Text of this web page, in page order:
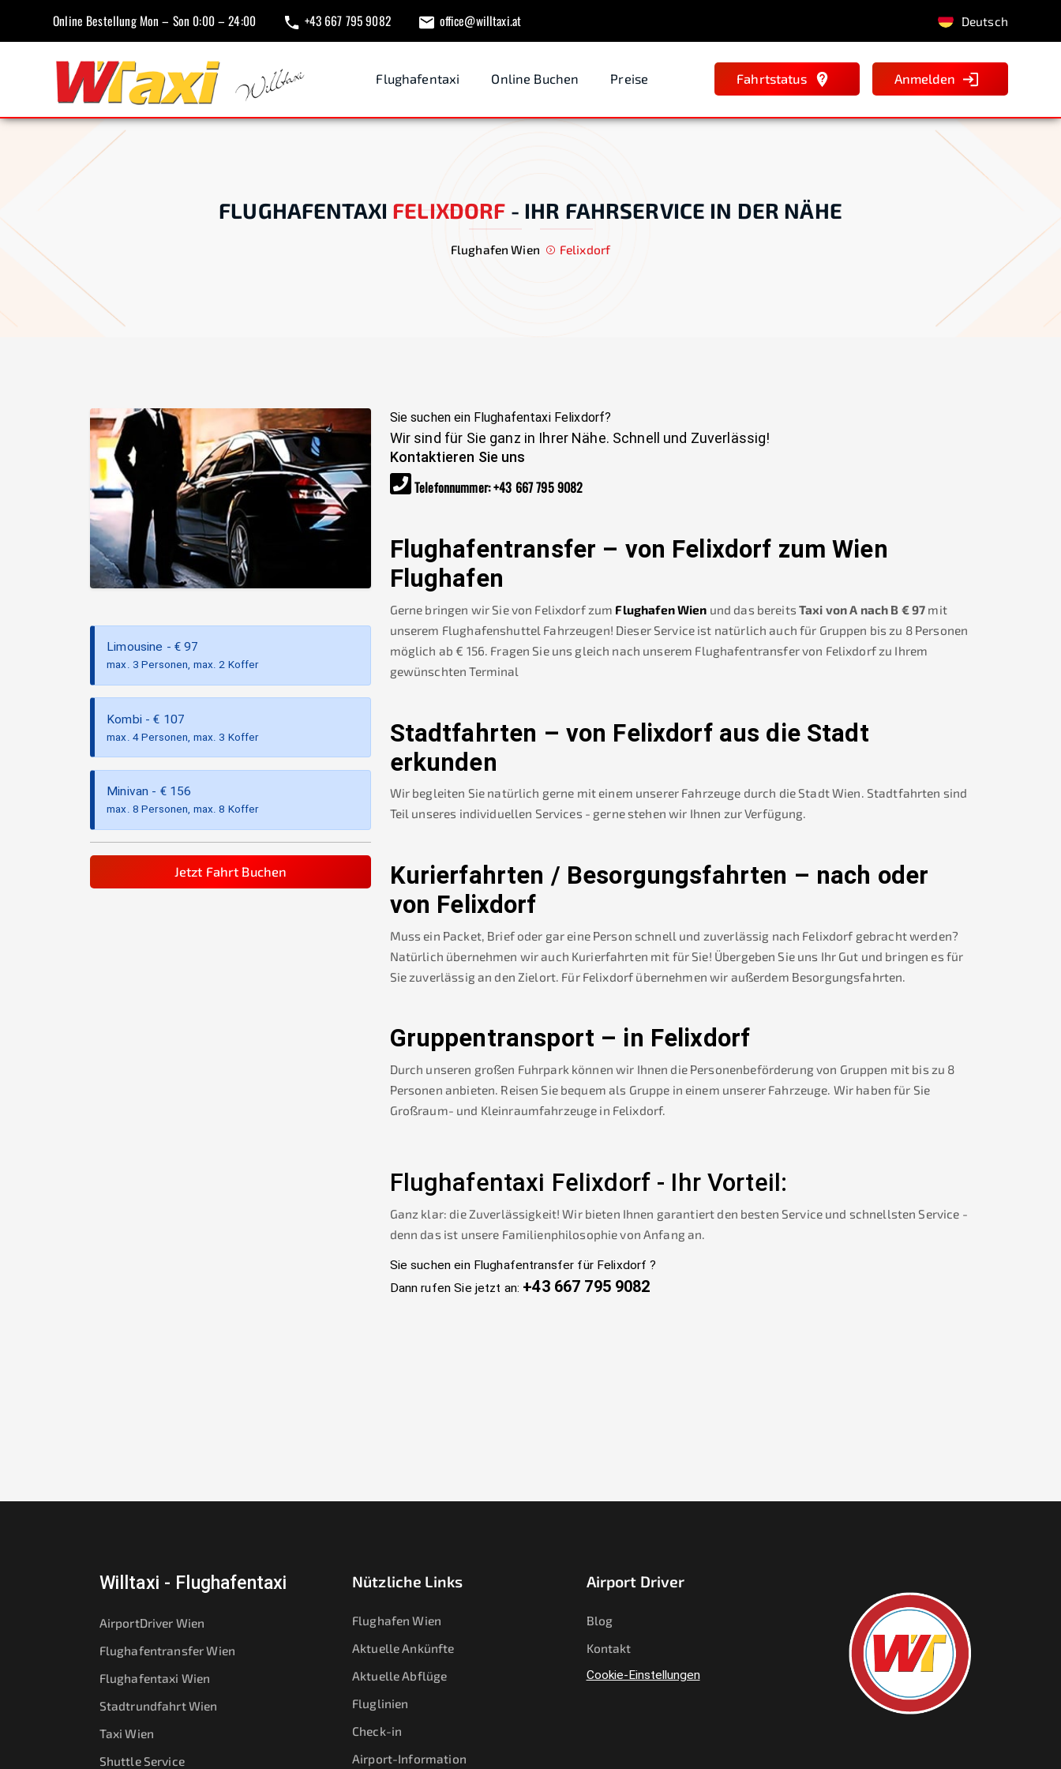
Online Bestellung Mon – Son 0:00 – 24:00 +43 667 795 9082 office@willtaxi.at Deutsch
Flughafentaxi Online Buchen Preise Fahrtstatus Anmelden
FLUGHAFENTAXI FELIXDORF - IHR FAHRSERVICE IN DER NÄHE
Flughafen Wien Felixdorf
Limousine - €97
max. 3 Personen, max. 2 Koffer
Kombi - € 107
max. 4 Personen, max. 3 Koffer
Minivan - € 156
max. 8 Personen, max. 8 Koffer
Jetzt Fahrt Buchen
Sie suchen ein Flughafentaxi Felixdorf?
Wir sind für Sie ganz in Ihrer Nähe. Schnell und Zuverlässig!
Kontaktieren Sie uns
Telefonnummer:+43 667 795 9082
Flughafentransfer – von Felixdorf zum Wien
Flughafen
Gerne bringen wir Sie von Felixdorf zum Flughafen Wien und das bereits Taxi von A nach B €97 mit
unserem Flughafenshuttel Fahrzeugen! Dieser Service ist natürlich auch für Gruppen bis zu 8 Personen
möglich ab € 156. Fragen Sie uns gleich nach unserem Flughafentransfer von Felixdorf zu Ihrem
gewünschten Terminal
Stadtfahrten – von Felixdorf aus die Stadt
erkunden
Wir begleiten Sie natürlich gerne mit einem unserer Fahrzeuge durch die Stadt Wien. Stadtfahrten sind
Teil unseres individuellen Services - gerne stehen wir Ihnen zur Verfügung.
Kurierfahrten / Besorgungsfahrten – nach oder
von Felixdorf
Muss ein Packet, Brief oder gar eine Person schnell und zuverlässig nach Felixdorf gebracht werden?
Natürlich übernehmen wir auch Kurierfahrten mit für Sie! Übergeben Sie uns Ihr Gut und bringen es für
Sie zuverlässig an den Zielort. Für Felixdorf übernehmen wir außerdem Besorgungsfahrten.
Gruppentransport – in Felixdorf
Durch unseren großen Fuhrpark können wir Ihnen die Personenbeförderung von Gruppen mit bis zu 8
Personen anbieten. Reisen Sie bequem als Gruppe in einem unserer Fahrzeuge. Wir haben für Sie
Großraum- und Kleinraumfahrzeuge in Felixdorf.
Flughafentaxi Felixdorf - Ihr Vorteil:
Ganz klar: die Zuverlässigkeit! Wir bieten Ihnen garantiert den besten Service und schnellsten Service -
denn das ist unsere Familienphilosophie von Anfang an.
Sie suchen ein Flughafentransfer für Felixdorf ?
Dann rufen Sie jetzt an: +43 667 795 9082
Willtaxi - Flughafentaxi
AirportDriver Wien
Flughafentransfer Wien
Flughafentaxi Wien
Stadtrundfahrt Wien
Taxi Wien
Shuttle Service
Nützliche Links
Flughafen Wien
Aktuelle Ankünfte
Aktuelle Abflüge
Fluglinien
Check-in
Airport-Information
Airport Driver
Blog
Kontakt
Cookie-Einstellungen